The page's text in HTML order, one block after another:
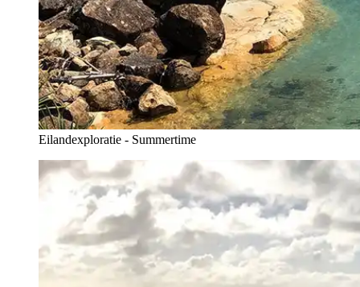
Eilandexploratie - Summertime